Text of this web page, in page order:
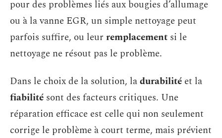
pour des problèmes liés aux bougies d’allumage
ou à la vanne EGR, un simple nettoyage peut
parfois suffire, ou leur remplacement si le
nettoyage ne résout pas le problème.
Dans le choix de la solution, ladurabilité et la
fiabilité sont des facteurs critiques. Une
réparation efficace est celle qui non seulement
corrige le problème à court terme, mais prévient